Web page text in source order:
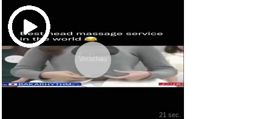
KAIZA 5 GIN - 0,5 l - 43%
...
Vorschau
21 sec.